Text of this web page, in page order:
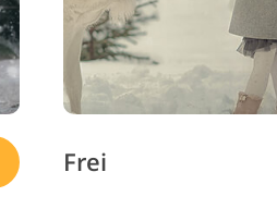
Frei